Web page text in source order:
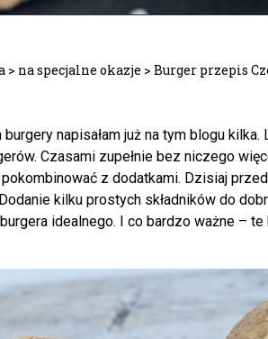
> na specjalne okazje > Burger przepis
napisałam już na tym blogu
Czasami zupełnie bez niczego
z dodatkami. Dzisiaj
kilku prostych składników do
idealnego. I co bardzo ważne –